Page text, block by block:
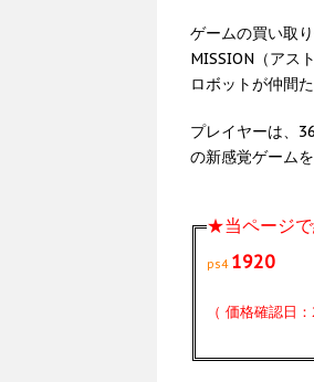
ゲームの買い取
MISSION（アス
ロボットが仲間
プレイヤーは、
の新感覚ゲーム
★当ページ
ps4 1920
（ 価格確認日